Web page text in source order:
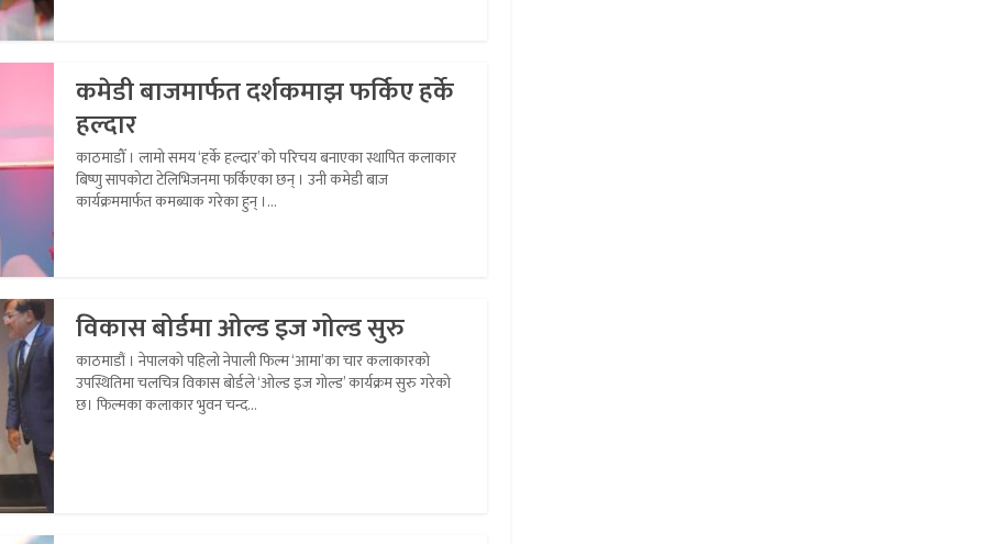
कमेडी बाजमार्फत दर्शकमाझ फर्किए हर्के
हल्दार
काठमाडौँ । लामो समय ‘हर्के हल्दार’को परिचय बनाएका स्थापित कलाकार
बिष्णु सापकोटा टेलिभिजनमा फर्किएका छन् । उनी कमेडी बाज
कार्यक्रममार्फत कमब्याक गरेका हुन् ।...
विकास बोर्डमा ओल्ड इज गोल्ड सुरु
काठमाडौं । नेपालको पहिलो नेपाली फिल्म ‘आमा’का चार कलाकारको
उपस्थितिमा चलचित्र विकास बोर्डले ‘ओल्ड इज गोल्ड’ कार्यक्रम सुरु गरेको
छ। फिल्मका कलाकार भुवन चन्द...